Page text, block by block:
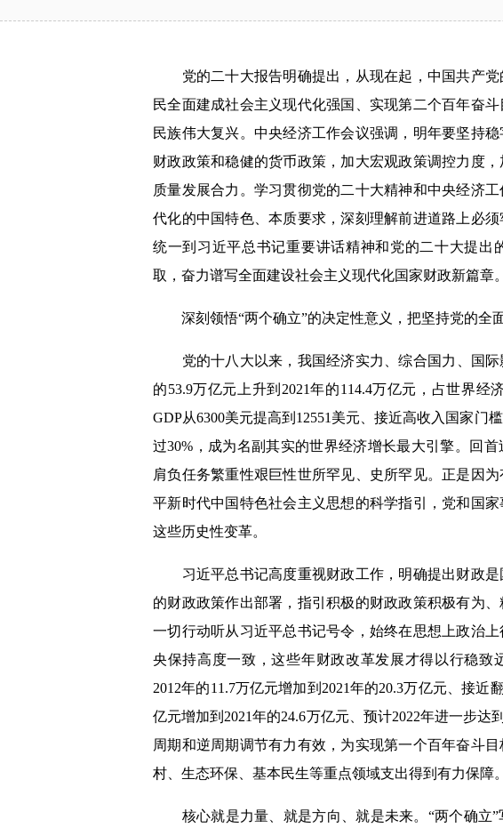
党的二十大报告明确提出，从现在起，中国共产党
民全面建成社会主义现代化强国、实现第二个百年奋
民族伟大复兴。中央经济工作会议强调，明年要坚持
财政政策和稳健的货币政策，加大宏观政策调控力度
质量发展合力。学习贯彻党的二十大精神和中央经济
代化的中国特色、本质要求，深刻理解前进道路上必
统一到习近平总书记重要讲话精神和党的二十大提出
取，奋力谱写全面建设社会主义现代化国家财政新篇章。
深刻领悟“两个确立”的决定性意义，把坚持党的全
党的十八大以来，我国经济实力、综合国力、国际
的53.9万亿元上升到2021年的114.4万亿元，占世界经
GDP从6300美元提高到12551美元、接近高收入国家门
过30%，成为名副其实的世界经济增长最大引擎。回首
肩负任务繁重性艰巨性世所罕见、史所罕见。正是因
平新时代中国特色社会主义思想的科学指引，党和国
这些历史性变革。
习近平总书记高度重视财政工作，明确提出财政是
的财政政策作出部署，指引积极的财政政策积极有为
一切行动听从习近平总书记号令，始终在思想上政治
央保持高度一致，这些年财政改革发展才得以行稳致
2012年的11.7万亿元增加到2021年的20.3万亿元、接近
亿元增加到2021年的24.6万亿元、预计2022年进一步达
周期和逆周期调节有力有效，为实现第一个百年奋斗
村、生态环保、基本民生等重点领域支出得到有力保障。
核心就是力量、就是方向、就是未来。“两个确立”